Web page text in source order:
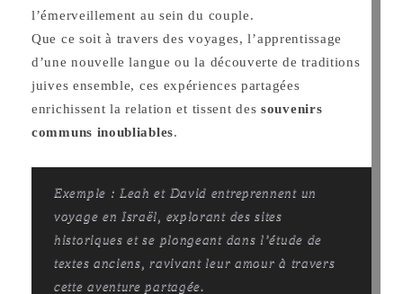
l’émerveillement au sein du couple.
Que ce soit à travers des voyages, l’apprentissage
d’une nouvelle langue ou la découverte de traditions
juives ensemble, ces expériences partagées
enrichissent la relation et tissent des souvenirs
communs inoubliables.
Exemple : Leah et David entreprennent un
voyage en Israël, explorant des sites
historiques et se plongeant dans l’étude de
textes anciens, ravivant leur amour à travers
cette aventure partagée.